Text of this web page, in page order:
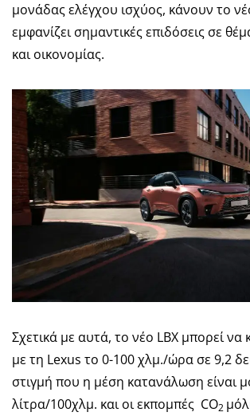
μονάδας ελέγχου ισχύος, κάνουν το
εμφανίζει σημαντικές επιδόσεις σε
και οικονομίας.
Σχετικά με αυτά, το νέο LBX μπορεί
με τη Lexus το 0-100 χλμ./ώρα σε 9,2
στιγμή που η μέση κατανάλωση είναι
λίτρα/100χλμ. και οι εκπομπές CO2